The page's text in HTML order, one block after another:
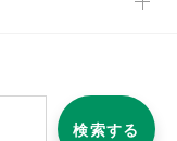
検索する